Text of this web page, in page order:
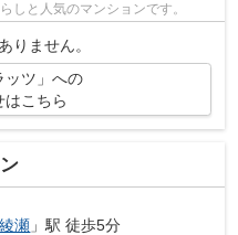
しと人気のマンションです。
りません。
ッツ」への
はこちら
綾瀬 」駅 徒歩5分